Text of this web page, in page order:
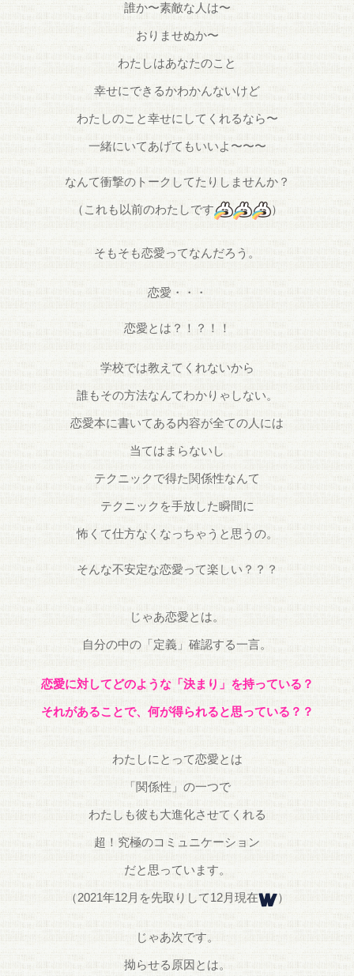
誰か〜素敵な人は〜
おりませぬか〜
わたしはあなたのこと
幸せにできるかわかんないけど
わたしのこと幸せにしてくれるなら〜
一緒にいてあげてもいいよ〜〜〜
なんて衝撃のトークしてたりしませんか？
（これも以前のわたしです ）
そもそも恋愛ってなんだろう。
恋愛・・・
恋愛とは？！？！！
学校では教えてくれないから
誰もその方法なんてわかりゃしない。
恋愛本に書いてある内容が全ての人には
当てはまらないし
テクニックで得た関係性なんて
テクニックを手放した瞬間に
怖くて仕方なくなっちゃうと思うの。
そんな不安定な恋愛って楽しい？？？
じゃあ恋愛とは。
自分の中の「定義」確認する一言。
恋愛に対してどのような「決まり」を持っている？
それがあることで、何が得られると思っている？？
わたしにとって恋愛とは
「関係性」の一つで
わたしも彼も大進化させてくれる
超！究極のコミュニケーション
だと思っています。
（2021年12月を先取りして12月現在 ）
じゃあ次です。
拗らせる原因とは。